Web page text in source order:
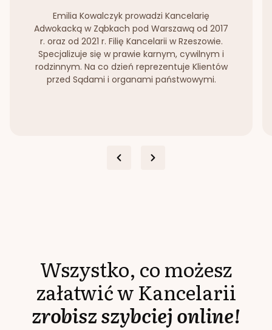
Emilia Kowalczyk prowadzi Kancelarię
Adwokacką w Ząbkach pod Warszawą od 2017
r. oraz od 2021 r. Filię Kancelarii w Rzeszowie.
Specjalizuje się w prawie karnym, cywilnym i
rodzinnym. Na co dzień reprezentuje Klientów
przed Sądami i organami państwowymi.
Wszystko, co możesz
załatwić w Kancelarii
zrobisz szybciej online!